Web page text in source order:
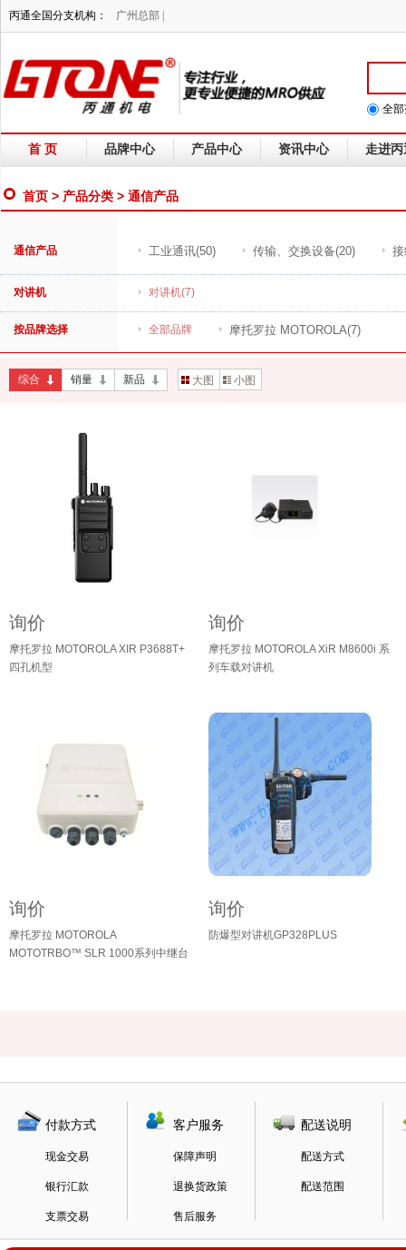
丙通全国分支机构： 广州总部 |
全
首 页 品牌中心 产品中心 资讯中心 走进丙
首页 > 产品分类 > 通信产品
通信产品 工业通讯(50) 传输、交换设备(20)
对讲机 对讲机(7)
按品牌选择 全部品牌 摩托罗拉 MOTOROLA(7)
综合 销量 新品 大图 小图
询价
摩托罗拉 MOTOROLA XIR P3688T+
四孔机型
询价
摩托罗拉 MOTOROLA XiR M8600i 系
列车载对讲机
询价
摩托罗拉 MOTOROLA
MOTOTRBO™ SLR 1000系列中继台
询价
防爆型对讲机GP328PLUS
付款方式
现金交易
银行汇款
支票交易
客户服务
保障声明
退换货政策
售后服务
配送说明
配送方式
配送范围